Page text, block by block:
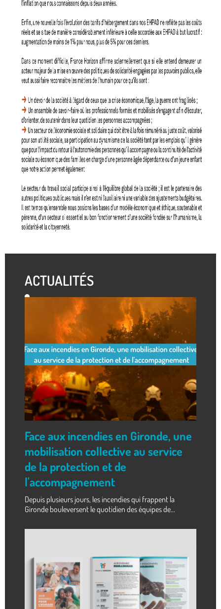
ACTUALITÉS
Face aux incendies en Gironde, une
mobilisation collective au service
de la protection et de
l'accompagnement
Depuis plusieurs jours, les incendies qui frappent la
Gironde bouleversent le quotidien des équipes de...